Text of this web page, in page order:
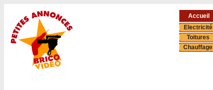
Accueil
Electricité
Toitures
Chauffage